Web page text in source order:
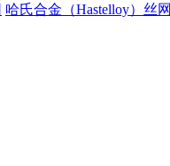
哈氏合金（Hastelloy）丝网